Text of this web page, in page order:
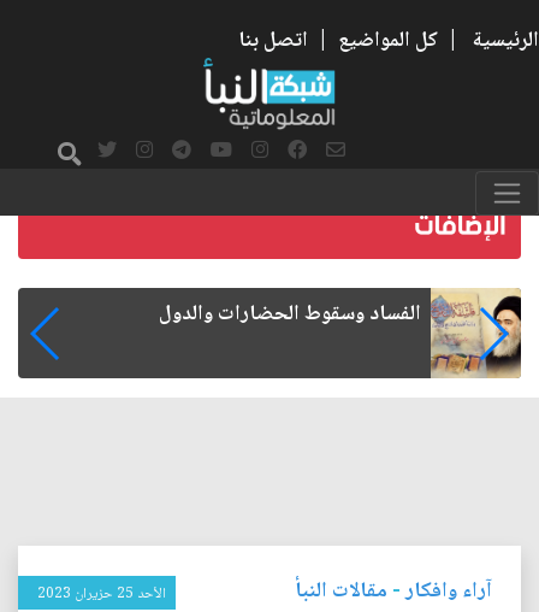
الرئيسية | كل المواضيع | اتصل بنا
رواتب الموظفين على صفيح ساخن
آراء وافكار- مقالات النبأ الأحد 25 حزيران 2023